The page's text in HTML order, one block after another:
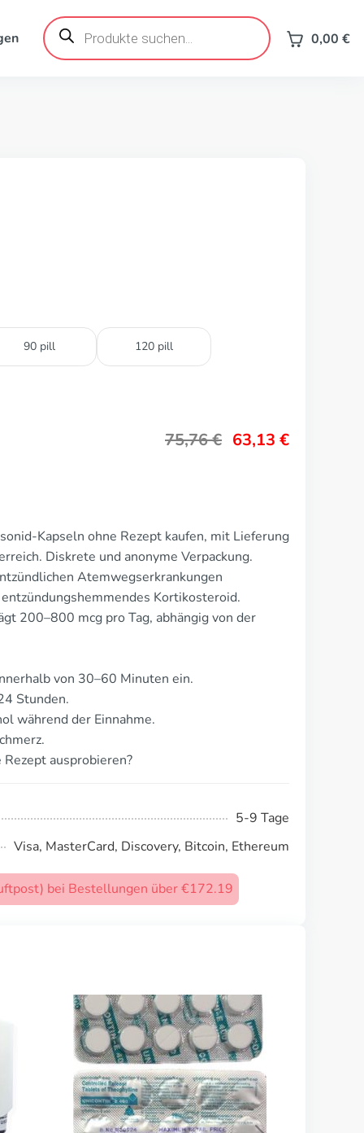
Products
search 0,00 €
90 pill 120 pill
75,76€ 63,13 €
Kapseln ohne Rezept kaufen, mit Lieferung
Diskrete und anonyme Verpackung.
Atemwegserkrankungen
Kortikosteroid.
200–800 mcg pro Tag, abhängig von der
von 30–60 Minuten ein.
Stunden.
während der Einnahme.
ausprobieren?
5-9 Tage
Visa, MasterCard, Discovery, Bitcoin, Ethereum
bei Bestellungen über €172.19
Ventolin Inhaler